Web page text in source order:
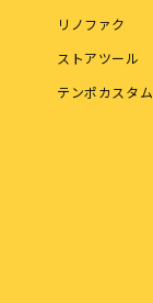
リノファク
ストアツール
テンポカスタム